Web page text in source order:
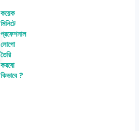
কয়েক
মিনিটে
প্রফেশনাল
লোগো
তৈরি
করবো
কিভাবে ?